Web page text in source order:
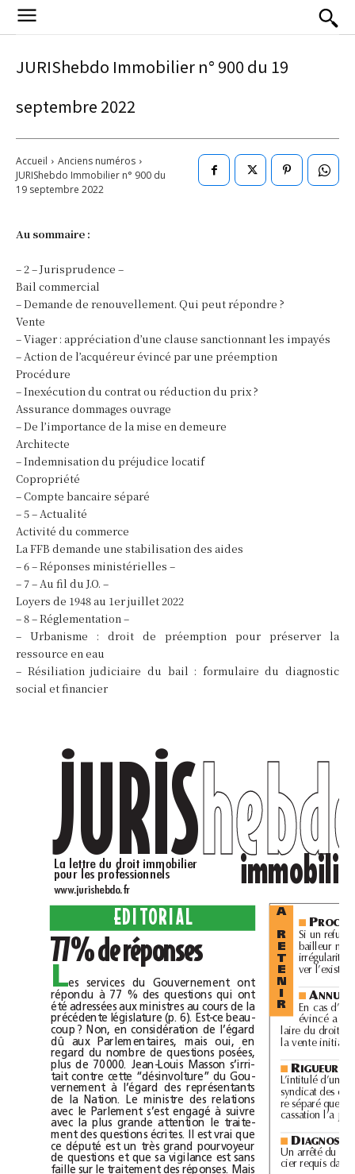
JURIShebdo Immobilier n° 900 du 19
septembre 2022
Accueil
Anciens numéros
JURIShebdo Immobilier n° 900 du
19 septembre 2022
Au sommaire :
– 2 – Jurisprudence –
Bail commercial
– Demande de renouvellement. Qui peut répondre ?
Vente
– Viager : appréciation d’une clause sanctionnant les impayés
– Action de l’acquéreur évincé par une préemption
Procédure
– Inexécution du contrat ou réduction du prix ?
Assurance dommages ouvrage
– De l’importance de la mise en demeure
Architecte
– Indemnisation du préjudice locatif
Copropriété
– Compte bancaire séparé
– 5 – Actualité
Activité du commerce
La FFB demande une stabilisation des aides
– 6 – Réponses ministérielles –
– 7 – Au fil du J.O. –
Loyers de 1948 au 1er juillet 2022
– 8 – Réglementation –
– Urbanisme : droit de préemption pour préserver la
ressource en eau
– Résiliation judiciaire du bail : formulaire du diagnostic
social et financier
77 % de réponses
L
es services du Gouvernement ont
répondu à 77 % des questions qui ont
précédente législature (p. 6). Est-ce beau-
plus de 70000. Jean-Louis Masson s’irri-
tait contre cette “désinvolture” du Gou-
avec la plus grande attention le traite-
P
Si un refus d
e renouve ll
ement d
e b
ai l
est a d
ressé par l
e man d
ataire d
bai
lleur non en cette qua
lité, mais en son nom propre, i
l s’agit
d
irrégu l
arité d
e fon d
d
ont l
e l
ocataire peut se préva l
ver l
’existence d
’un grief a jugé l
a Cour d
A
En cas d
’annu l
ation d
’une
décision d
e préemption, et si l
évincé a accepté
l
’offre
d
’acquérir
l
e
b
ien qui
l
ui est faite par
l
laire
du
droit
de préemption, i
l n’est p
lus receva
ble à agir en nu
llité
d
a vente initia
R IGUEUR
L’intitu
lé
d
’un compte
b
ancaire qui comporte
l
e nom
d
u syn
d
ic et ce
l
ui
d
syn d
icat d
es copropriétaires ne répon d
pas à l
’exigence d
e compte b
re séparé que prévoit l
’artic l
e 18 d
e l
a l
oi d
cassation l
’a jugé d
ans p l
D
Un arrêté
d
cier requis
d
ans l
a procéd
ure d
e constat d
e rési l
iation d
e b
ai l
d
’ h
a b
JURISLa lettre du droit immobilier
pour les professionnels
www.jurishebdo.fr
EDITORIAL
..
E
T
E
R